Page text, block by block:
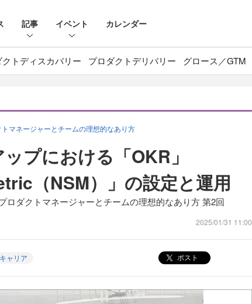
記事 イベント カレンダー
クトディスカバリー プロダクトデリバリー グロース／GTM
マネージャーとチームの理想的なあり方
プにおける「OKR」
（NSM）」の設定と運用
ロダクトマネージャーとチームの理想的なあり方 第2回
2025/01/31 11:00
ャリア ポスト